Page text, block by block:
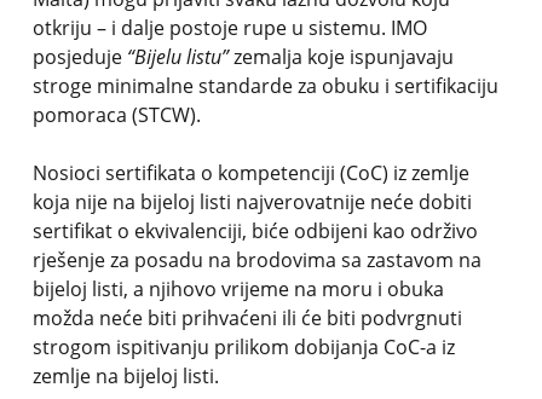
otkriju – i dalje postoje rupe u sistemu. IMO
posjeduje “Bijelu listu”zemalja koje ispunjavaju
stroge minimalne standarde za obuku i sertifikaciju
pomoraca (STCW).
Nosioci sertifikata o kompetenciji (CoC) iz zemlje
koja nije na bijeloj listi najverovatnije neće dobiti
sertifikat o ekvivalenciji, biće odbijeni kao održivo
rješenje za posadu na brodovima sa zastavom na
bijeloj listi, a njihovo vrijeme na moru i obuka
možda neće biti prihvaćeni ili će biti podvrgnuti
strogom ispitivanju prilikom dobijanja CoC-a iz
zemlje na bijeloj listi.